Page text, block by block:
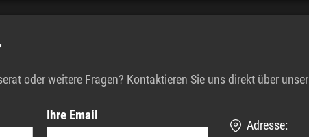
oder weitere Fragen? Kontaktieren Sie uns direkt über
Ihre Email
Adresse: